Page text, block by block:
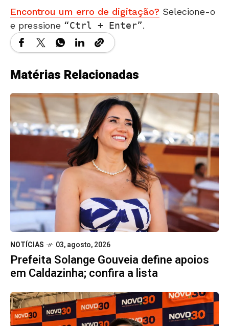
Encontrou um erro de digitação? Selecione-o
e pressione
Ctrl + Enter .
Matérias Relacionadas
NOTÍCIAS 03, agosto, 2026
Prefeita Solange Gouveia define apoios
em Caldazinha; confira a lista